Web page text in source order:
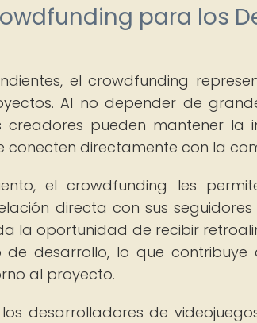
para los
el crowdfunding
Al no depender de
creadores pueden mantener la
conecten directamente con la
el crowdfunding les
directa con sus
la oportunidad de recibir
desarrollo, lo que
al proyecto.
desarrolladores de